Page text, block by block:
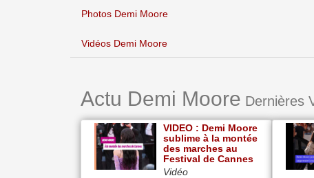
Photos Demi Moore
Vidéos Demi Moore
Actu Demi Moore Dernières
VIDEO : Demi Moore
sublime à la montée
des marches au
Festival de Cannes
Vidéo